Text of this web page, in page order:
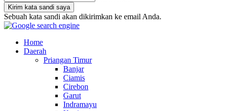
Sebuah kata sandi akan dikirimkan ke email Anda.
Home
Daerah
Priangan Timur
Banjar
Ciamis
Cirebon
Garut
Indramayu